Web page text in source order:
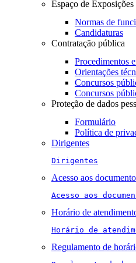
Espaço de Exposições
Normas de
Candidaturas
Contratação pública
Procedimentos
Orientações
Concursos
Concursos
Proteção de dados
Formulário
Política de
Dirigentes
Dirigentes
Acesso aos
Acesso aos
Horário de
Horário de
Regulamento de